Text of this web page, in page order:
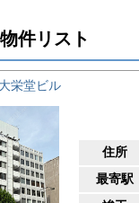
件リスト
大栄堂ビル
住所
最寄駅